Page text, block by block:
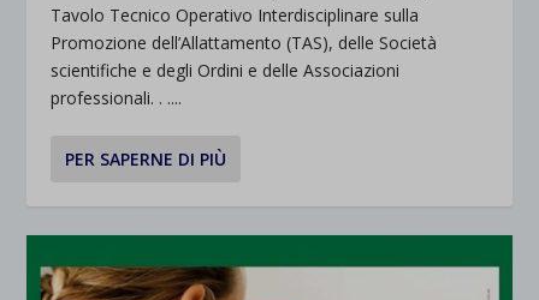
Tavolo Tecnico Operativo Interdisciplinare sulla
Promozione dell’Allattamento (TAS), delle Società
scientifiche e degli Ordini e delle Associazioni
professionali. . ....
PER SAPERNE DI PIÙ